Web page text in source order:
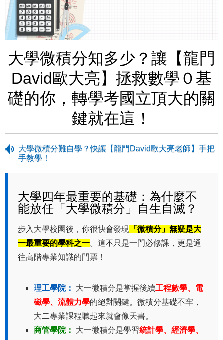
大學微積分知多少？讓【龍門
David歐大亮】拯救數學０基
礎的你，轉學考國立頂大的關
鍵就在這！
大學微積分難自學？快讓【龍門David歐大亮老師】手把
手教學！
大學四年最重要的基礎：為什麼不
能放任「大學微積分」自生自滅？
步入大學校園後，你很快會發現
「微積分」無疑是大
一最重要的學科之一。這不只是一門必修課，更是通
往高階專業知識的門票！
理工學院： 大一微積分是掌握後續工程數學、電
磁學、流體力學的絕對關鍵。微積分基礎不牢，
大二專業課程聽起來就會像天書。
商管學院：
大一微積分是學習統計學、經濟學、